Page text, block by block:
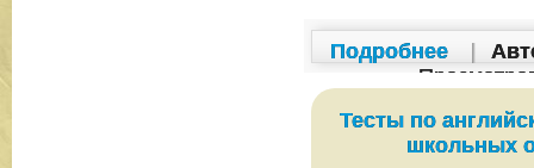
Подробнее
Тесты по
школьных